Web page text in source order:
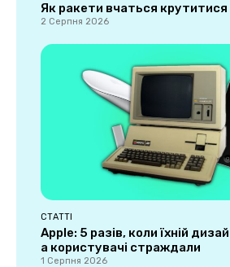
Як ракети вчаться крутитися
2 Серпня 2026
СТАТТІ
Apple: 5 разів, коли їхній
а користувачі страждали
1 Серпня 2026